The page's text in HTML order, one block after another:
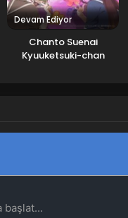
Devam Ediyor
Chanto Suenai
Kyuuketsuki-chan